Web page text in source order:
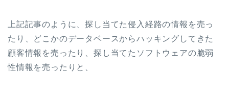
上記記事のように、探し当てた侵入経路の情報を売っ
たり、どこかのデータベースからハッキングしてきた
顧客情報を売ったり、探し当てたソフトウェアの脆弱
性情報を売ったりと、